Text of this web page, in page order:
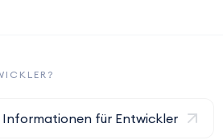
Informationen für Entwickler